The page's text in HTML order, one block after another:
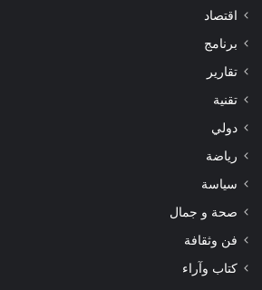
اقتصاد
برنامج
تقارير
تقنية
دولي
رياضة
سياسة
صحة و جمال
فن وثقافة
كتاب وآراء